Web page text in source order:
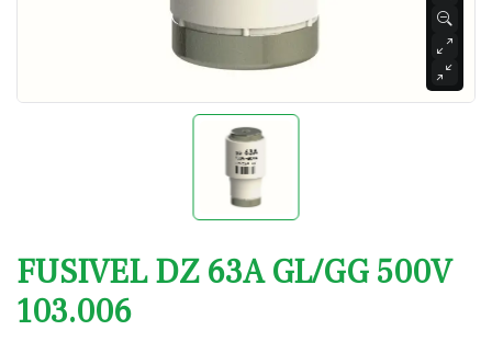
FUSIVEL DZ 63A GL/GG 500V
103.006